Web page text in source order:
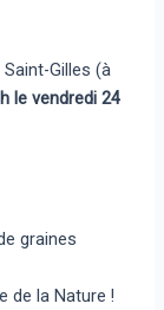
Gilles (à
le vendredi 24
graines
de la Nature !